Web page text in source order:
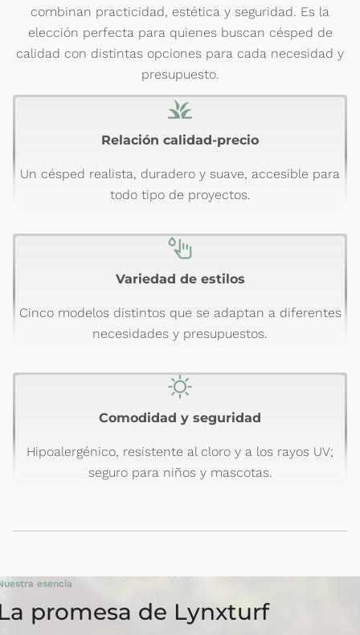
combinan practicidad, estética y seguridad. Es la
elección perfecta para quienes buscan césped de
calidad con distintas opciones para cada necesidad y
presupuesto.
Relación calidad-precio
Un césped realista, duradero y suave, accesible para
todo tipo de proyectos.
Variedad de estilos
Cinco modelos distintos que se adaptan a diferentes
necesidades y presupuestos.
Comodidad y seguridad
Hipoalergénico, resistente al cloro y a los rayos UV;
seguro para niños y mascotas.
esencia
promesa de Lynxturf